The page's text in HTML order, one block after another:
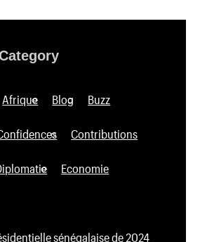
Afrique Blog Buzz
Contributions
Economie
sénégalaise de 2024